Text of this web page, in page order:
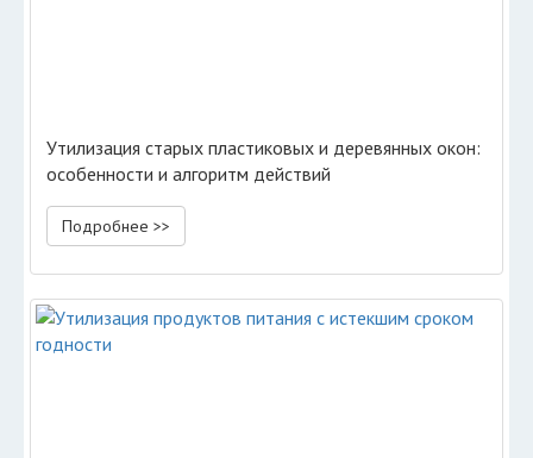
Утилизация старых пластиковых и деревянных окон:
особенности и алгоритм действий
Подробнее >>